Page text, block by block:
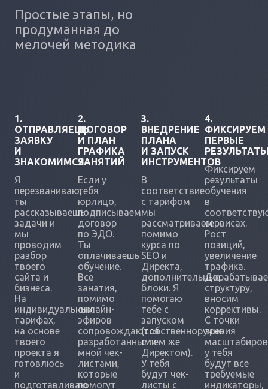
Простые этапы, но
продуманная до
мелочей методика
1.
ОТПРАВЛЯЕШЬ
ЗАЯВКУ
И
ЗНАКОМИМСЯ
Я
перезваниваю,
ты
рассказываешь
задачи и
мы
проводим
разбор
твоего
сайта и
бизнеса.
На
индивидуальных
тарифах,
на основе
твоего
проекта я
готовлюсь
и
подготавливаю
2.
ДОГОВОР
И ПЛАН
ГРАФИКА
ЗАНЯТИЙ
Если у
тебя
юрлицо,
подписываем
договор
по ЭДО.
Ты
оплачиваешь
обучение.
Все
занатия,
помимо
онлайн-
эфиров
сопровождаются
разработанными
мной чек-
листами,
которые
помогут
3.
ВНЕДРЕНИЕ
ПЛАНА
И ЗАПУСК
ИНСТРУМЕНТОВ
В
соответствие
с тарифом
мы
рассматриваем
помимо
курса по
SEO и
Директа,
дополнительные
блоки. Я
помогаю
тебе с
запуском
(собственноручно
с тем же
Директом).
У тебя
будут чек-
листы с
4.
ФИКСИРУЕМ
ПЕРВЫЕ
Фиксируем
результаты
обучения
в
сервисах.
Рост
позиций,
увеличение
трафика.
структуру,
вносим
коррективы.
С точки
зрения
у тебя
будут все
требуемые
индикаторы,